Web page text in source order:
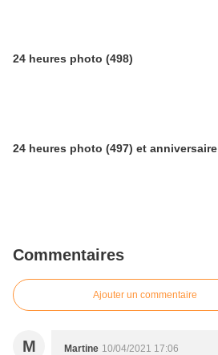
24 heures photo (498)
24 heures photo (497) et anniversaire
Commentaires
Ajouter un commentaire
M Martine 10/04/2021 17:06